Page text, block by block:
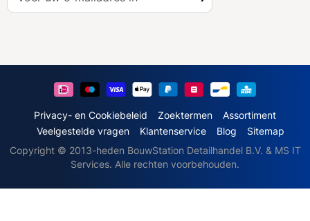
e
o
z
Privacy- en Cookiebeleid Zoektermen
Assortiment
Veelgestelde vragen
Klantenservice Blog
Sitemap
Copyright © 2013-heden BouwStation Detailhandel B.V. & MS IT
Services. Alle rechten voorbehouden.